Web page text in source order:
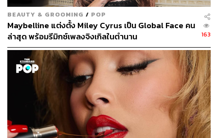
Editor’s Pick
BEAUTY & GROOMING / POP
Maybelline แต่งตั้ง Miley Cyrus เป็น Global Face คน
ล่าสุด พร้อมรีมิกซ์เพลงจิงเกิลในตำนาน
163